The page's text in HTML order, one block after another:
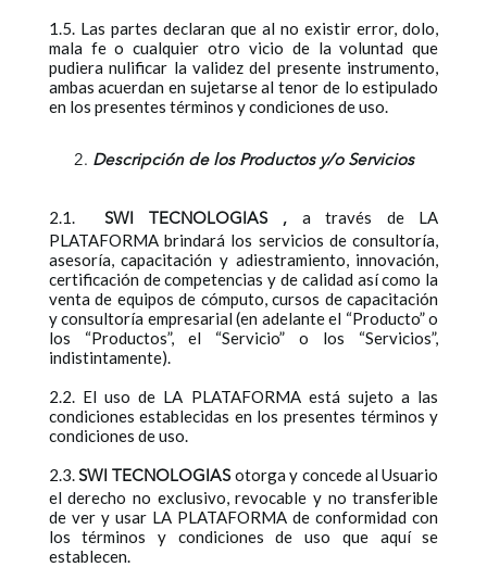
1.5. Las partes declaran que al no existir error, dolo,
mala fe o cualquier otro vicio de la voluntad que
pudiera nulificar la validez del presente instrumento,
ambas acuerdan en sujetarse al tenor de lo estipulado
en los presentes términos y condiciones de uso.
Descripción de los Productos y/o Servicios
2.1. SWI TECNOLOGIAS ,
a través de LA
PLATAFORMA brindará los servicios de consultoría,
asesoría, capacitación y adiestramiento, innovación,
certificación de competencias y de calidad así como la
venta de equipos de cómputo, cursos de capacitación
y consultoría empresarial (en adelante el “Producto” o
los “Productos”, el “Servicio” o los “Servicios”,
indistintamente).
2.2. El uso de LA PLATAFORMA está sujeto a las
condiciones establecidas en los presentes términos y
condiciones de uso.
2.3.SWI TECNOLOGIASotorga y concede al Usuario
el derecho no exclusivo, revocable y no transferible
de ver y usar LA PLATAFORMA de conformidad con
los términos y condiciones de uso que aquí se
establecen.